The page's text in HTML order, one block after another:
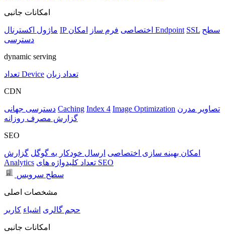
امکانات جانبی
ماژول اکسترنال IP اختصاصی فرم ساز امکان Endpoint SSL سطح
دسترسی
dynamic serving
تعداد Device تعداد زبان
CDN
دسترسی جهانی Caching Index 4 Image Optimization تصاویر مدرن
گزارش مصرف روزانه
SEO
امکان بهینه سازی اختصاصی ارسال خودکار به گوگل گزارش
Analytics
تعداد کلیدواژه های SEO
سطح سرویس
مشخصات اصلی
حجم گالری اشیاء کاربر
امکانات جانبی